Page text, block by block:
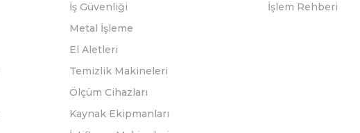
İş Güvenliği
Metal İşleme
El Aletleri
Temizlik Makineleri
Ölçüm Cihazları
Kaynak Ekipmanları
İşlem Rehberi